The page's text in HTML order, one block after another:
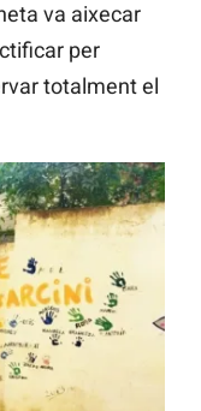
va aixecar
per
totalment el